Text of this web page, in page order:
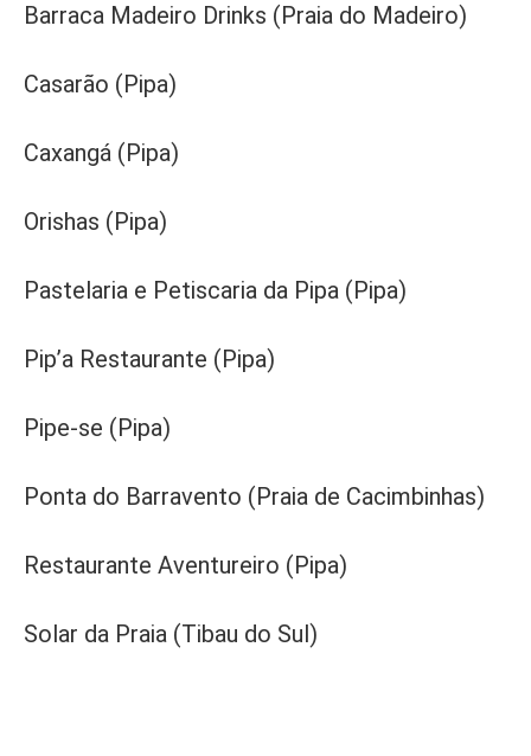
Barraca Madeiro Drinks (Praia do Madeiro)
Casarão (Pipa)
Caxangá (Pipa)
Orishas (Pipa)
Pastelaria e Petiscaria da Pipa (Pipa)
Pip’a Restaurante (Pipa)
Pipe-se (Pipa)
Ponta do Barravento (Praia de Cacimbinhas)
Restaurante Aventureiro (Pipa)
Solar da Praia (Tibau do Sul)